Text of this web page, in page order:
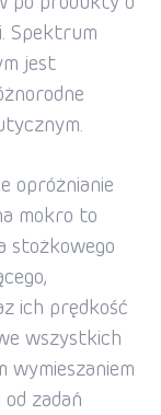
Spektrum
jest
opróżnianie
mokro to
stożkowego
ich prędkość
wszystkich
zadań